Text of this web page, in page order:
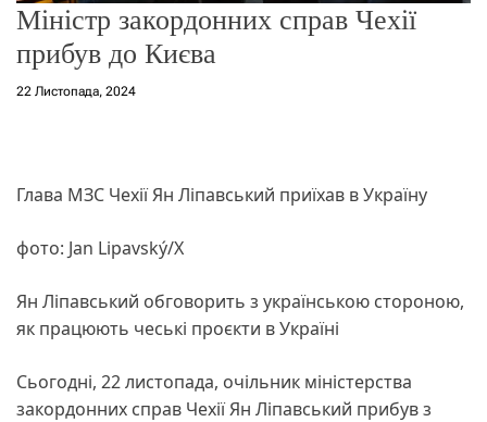
Міністр закордонних справ Чехії
прибув до Києва
22 Листопада, 2024
Глава МЗС Чехії Ян Ліпавський приїхав в Україну
фото: Jan Lipavský/X
Ян Ліпавський обговорить з українською стороною,
як працюють чеські проєкти в Україні
Сьогодні, 22 листопада, очільник міністерства
закордонних справ Чехії Ян Ліпавський прибув з